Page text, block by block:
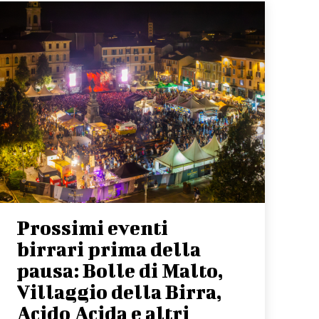
Prossimi eventi
birrari prima della
pausa: Bolle di Malto,
Villaggio della Birra,
Acido Acida e altri